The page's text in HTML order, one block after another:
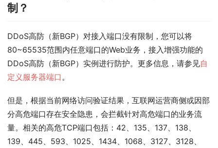
制？
DDoS高防（新BGP）对接入端口没有限制，您可以将
80~65535范围内任意端口的Web业务，接入增强功能的
DDoS高防（新BGP）实例进行防护。更多信息，请参见自
定义服务器端口 。
但是，根据当前网络访问验证结果，互联网运营商侧或因部
分高危端口存在安全隐患，会拦截针对高危端口的业务流
量。相关的高危TCP端口包括：42、135、137、138、
139、445、593、1025、1434、1068、3127、3128、